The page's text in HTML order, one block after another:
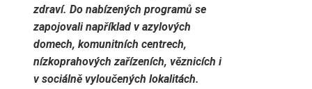
zdraví. Do nabízených programů se
zapojovali například v azylových
domech, komunitních centrech,
nízkoprahových zařízeních, věznicích i
v sociálně vyloučených lokalitách.